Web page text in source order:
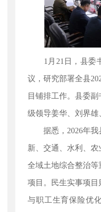
1月21日，县委书
议，研究部署全县
目铺排工作。县委
级领导姜华、刘界雄
据悉，2026年我
新、交通、水利、农
全域土地综合整治
项目。民生实事项
与职工生育保险优